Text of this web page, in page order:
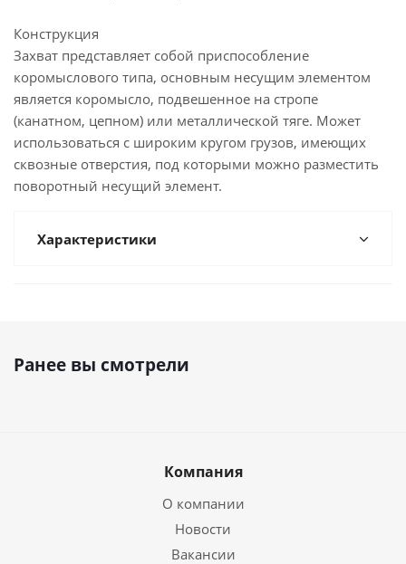
Конструкция
Захват представляет собой приспособление
коромыслового типа, основным несущим элементом
является коромысло, подвешенное на стропе
(канатном, цепном) или металлической тяге. Может
использоваться с широким кругом грузов, имеющих
сквозные отверстия, под которыми можно разместить
поворотный несущий элемент.
Характеристики
Ранее вы смотрели
Компания
О компании
Новости
Вакансии